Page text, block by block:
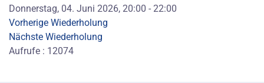
Donnerstag, 04. Juni 2026, 20:00 - 22:00
Vorherige Wiederholung
Nächste Wiederholung
Aufrufe : 12074